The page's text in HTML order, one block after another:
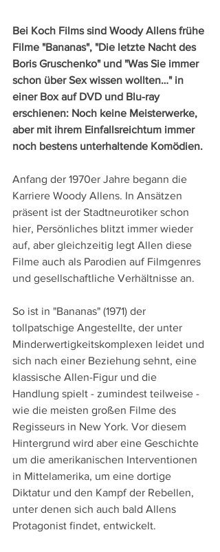
Bei Koch Films sind Woody Allens frühe
Filme "Bananas", "Die letzte Nacht des
Boris Gruschenko" und "Was Sie immer
schon über Sex wissen wollten…" in
einer Box auf DVD und Blu-ray
erschienen: Noch keine Meisterwerke,
aber mit ihrem Einfallsreichtum immer
noch bestens unterhaltende Komödien.
Anfang der 1970er Jahre begann die
Karriere Woody Allens. In Ansätzen
präsent ist der Stadtneurotiker schon
hier, Persönliches blitzt immer wieder
auf, aber gleichzeitig legt Allen diese
Filme auch als Parodien auf Filmgenres
und gesellschaftliche Verhältnisse an.
So ist in "Bananas" (1971) der
tollpatschige Angestellte, der unter
Minderwertigkeitskomplexen leidet und
sich nach einer Beziehung sehnt, eine
klassische Allen-Figur und die
Handlung spielt - zumindest teilweise -
wie die meisten großen Filme des
Regisseurs in New York. Vor diesem
Hintergrund wird aber eine Geschichte
um die amerikanischen Interventionen
in Mittelamerika, um eine dortige
Diktatur und den Kampf der Rebellen,
unter denen sich auch bald Allens
Protagonist findet, entwickelt.